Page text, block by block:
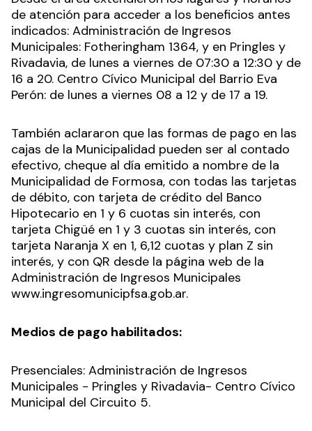
de atención para acceder a los beneficios antes
indicados: Administración de Ingresos
Municipales: Fotheringham 1364, y en Pringles y
Rivadavia, de lunes a viernes de 07:30 a 12:30 y de
16 a 20. Centro Cívico Municipal del Barrio Eva
Perón: de lunes a viernes 08 a 12 y de 17 a 19.
También aclararon que las formas de pago en las
cajas de la Municipalidad pueden ser al contado
efectivo, cheque al día emitido a nombre de la
Municipalidad de Formosa, con todas las tarjetas
de débito, con tarjeta de crédito del Banco
Hipotecario en 1 y 6 cuotas sin interés, con
tarjeta Chigüé en 1 y 3 cuotas sin interés, con
tarjeta Naranja X en 1, 6,12 cuotas y plan Z sin
interés, y con QR desde la página web de la
Administración de Ingresos Municipales
www.ingresomunicipfsa.gob.ar.
Medios de pago habilitados:
Presenciales: Administración de Ingresos
Municipales - Pringles y Rivadavia- Centro Cívico
Municipal del Circuito 5.